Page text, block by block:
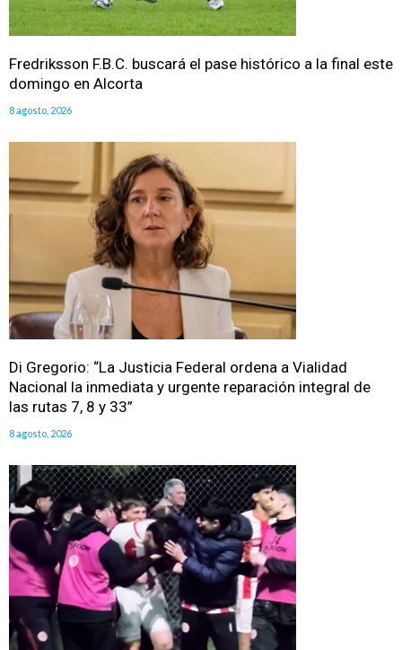
Fredriksson F.B.C. buscará el pase histórico a la final este
domingo en Alcorta
8 agosto, 2026
Di Gregorio: “La Justicia Federal ordena a Vialidad
Nacional la inmediata y urgente reparación integral de
las rutas 7, 8 y 33”
8 agosto, 2026